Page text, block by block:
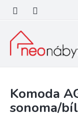
obsah
Komoda
sonoma/